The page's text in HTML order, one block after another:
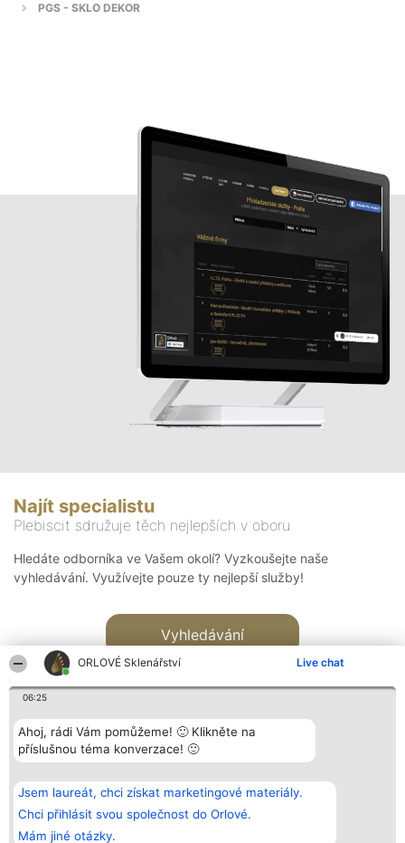
ORLOVÉ Sklenářství Live chat
06:25
Ahoj, rádi Vám pomůžeme! 🙂 Klikněte na
příslušnou téma konverzace! 🙂
Jsem laureát, chci získat marketingové materiály.
Chci přihlásit svou společnost do Orlové.
Mám jiné otázky.
PGS - SKLO DEKOR
Najít specialistu
Plebiscit sdružuje těch nejlepších v oboru
Hledáte odborníka ve Vašem okolí? Vyzkoušejte naše
vyhledávání. Využívejte pouze ty nejlepší služby!
Vyhledávání
Bright Side Solutions sp. z o.
o. sp. k.
ul. Ruska 22
Wrocław 50-079
KRS 0000749100 | Regon
Vítězové
Seznam všech
laureátů
Zásady
Kontakt